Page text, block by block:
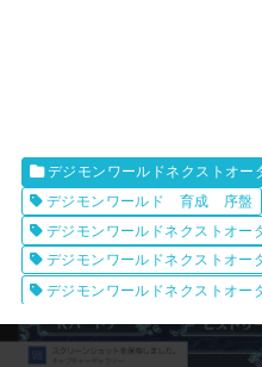
デジモンワールドネクストオー
デジモンワールド 育成 序盤
デジモンワールドネクストオー
デジモンワールドネクストオ
デジモンワールドネクストオ